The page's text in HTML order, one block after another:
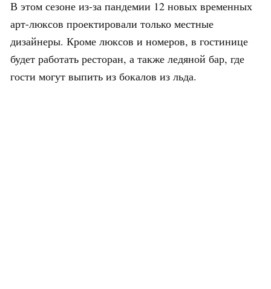
В этом сезоне из-за пандемии 12 новых временных
арт-люксов проектировали только местные
дизайнеры. Кроме люксов и номеров, в гостинице
будет работать ресторан, а также ледяной бар, где
гости могут выпить из бокалов из льда.